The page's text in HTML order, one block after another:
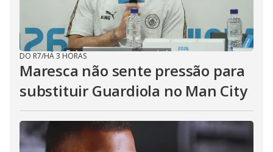
DO R7/HÁ 3 HORAS
Maresca não sente pressão para
substituir Guardiola no Man City